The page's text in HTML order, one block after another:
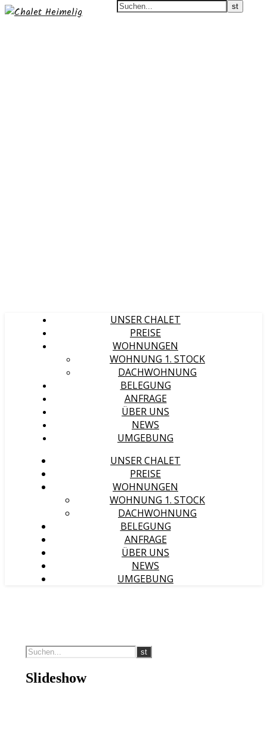
UNSER CHALET
PREISE
WOHNUNGEN
WOHNUNG 1. STOCK
DACHWOHNUNG
BELEGUNG
ANFRAGE
ÜBER UNS
NEWS
UMGEBUNG
UNSER CHALET
PREISE
WOHNUNGEN
WOHNUNG 1. STOCK
DACHWOHNUNG
BELEGUNG
ANFRAGE
ÜBER UNS
NEWS
UMGEBUNG
Slideshow